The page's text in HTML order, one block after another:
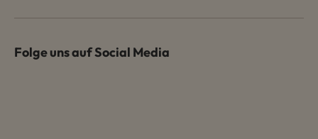
Folge uns auf Social Media